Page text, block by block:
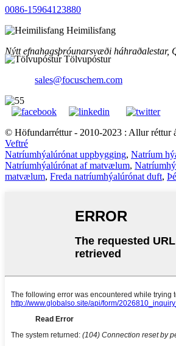
0086-15964123880
Heimilisfang
Nýtt efnahagsþróunarsvæði háhraðalestar,
Tölvupóstur
sales@focuschem.com
© Höfundarréttur - 2010-2023 : Allur réttur
Veftré
Natríumhýalúrónat uppbygging, Natríum
Natríumhýalúrónat af matvælum,
matvælum, Freda natríumhýalúrónat duft,